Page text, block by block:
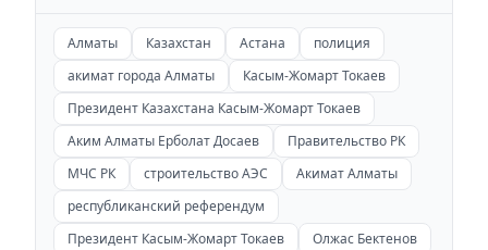
Алматы Казахстан Астана
полиция
акимат города Алматы
Касым-Жомарт Токаев
Президент Казахстана Касым-Жомарт Токаев
Аким Алматы Ерболат Досаев
Правительство РК
МЧС РК
строительство АЭС
Акимат Алматы
республиканский референдум
Президент Касым-Жомарт Токаев
Олжас Бектенов